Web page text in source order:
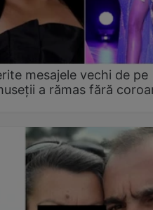
mesajele vechi de pe
a rămas fără